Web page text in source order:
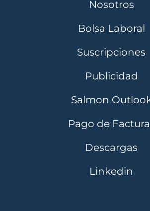
Nosotros
Bolsa Laboral
Suscripciones
Publicidad
Salmon
Pago de
Descargas
Linkedin